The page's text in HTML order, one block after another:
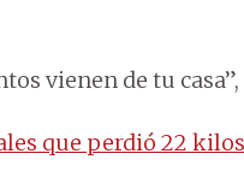
vienen de tu
que perdió 22 kilos